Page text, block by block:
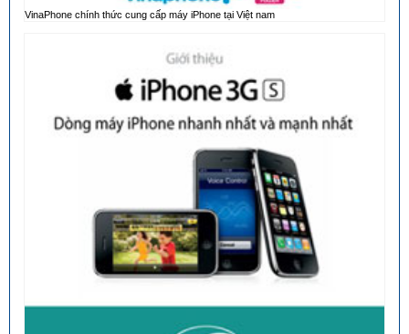
VinaPhone chính thức cung cấp máy iPhone tại Việt nam